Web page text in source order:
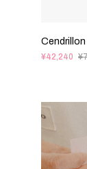
¥42,240